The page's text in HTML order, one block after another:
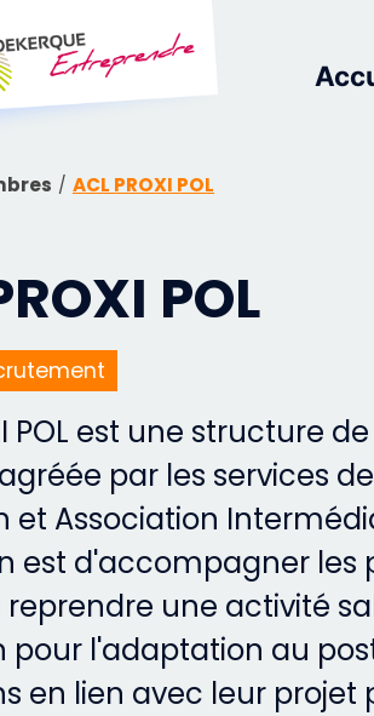
ACL PROXI POL
POL
POL est une structure
par les services
et Association
est d'accompagner les
une activité
l'adaptation au
en lien avec leur